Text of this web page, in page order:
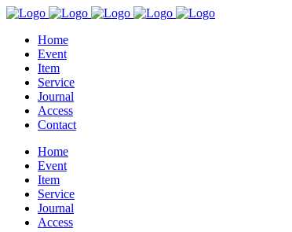
Home
Event
Item
Service
Journal
Access
Contact
Home
Event
Item
Service
Journal
Access